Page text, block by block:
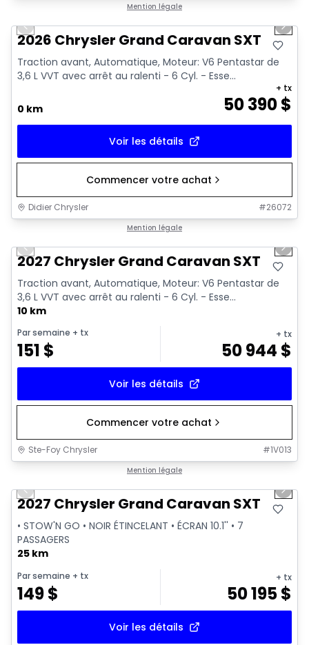
Mention légale
Previous slide
Next
2026 Chrysler Grand Caravan SXT
Traction avant, Automatique, Moteur: V6 Pentastar de
3,6 L VVT avec arrêt au ralenti - 6 Cyl. - Esse...
0 km 50 390$
+ tx
Voir les détails
Commencer votre achat
Didier Chrysler #26072
Mention légale
Previous slide
Next
2027 Chrysler Grand Caravan SXT
Traction avant, Automatique, Moteur: V6 Pentastar de
3,6 L VVT avec arrêt au ralenti - 6 Cyl. - Esse...
10 km
Par semaine + tx
151 $
+ tx
50 944 $
Voir les détails
Commencer votre achat
Ste-Foy Chrysler #1V013
Mention légale
Previous slide
Next
2027 Chrysler Grand Caravan SXT
• STOW'N GO • NOIR ÉTINCELANT • ÉCRAN 10.1'' • 7
PASSAGERS
25 km
Par semaine + tx
149$
+ tx
50 195$
Voir les détails